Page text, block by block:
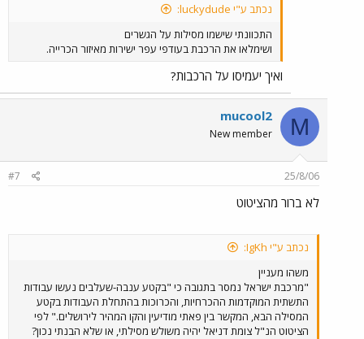
נכתב ע"י luckydude:
התכוונתי שישמו מסילות על הגשרים
ושימלאו את הרכבת בעודפי עפר ישירות מאיזור הכרייה.
ואיך יעמיסו על הרכבות?
M
mucool2
New member
25/8/06
#7
לא ברור מהציטוט
נכתב ע"י IgKh:
משהו מעניין
"מרכבת ישראל נמסר בתגובה כי "בקטע ענבה-שעלבים נעשו עבודות
התשתית המוקדמות ההכרחיות, והכרוכות בהתחלת העבודות בקטע
המסילה הבא, המקשר בין פאתי מודיעין והקו המהיר לירושלים." לפי
הציטוט הנ"ל צומת דניאל יהיה משולש מסילתי, או שלא הבנתי נכון?